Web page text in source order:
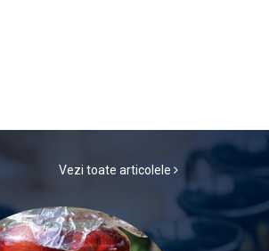
Vezi toate articolele